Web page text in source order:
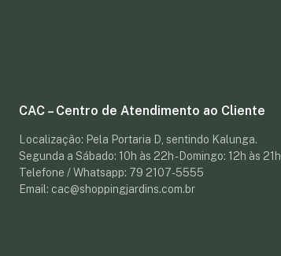
CAC – Centro de Atendimento ao Cliente
Localização: Pela Portaria D, sentindo Kalunga.
Segunda a Sábado: 10h às 22h - Domingo: 12h às 21h
Telefone / Whatsapp: 79 2107-5555
Email: cac@shoppingjardins.com.br